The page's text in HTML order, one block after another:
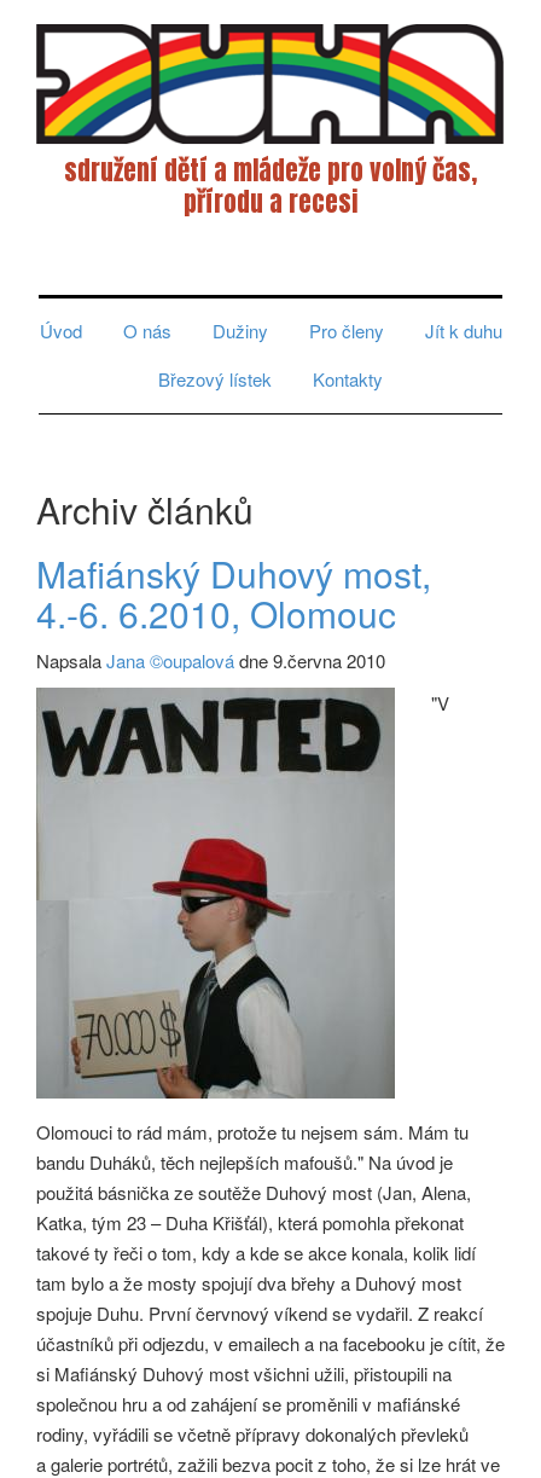
sdružení dětí a mládeže pro volný čas,
přírodu a recesi
Úvod
O nás Dužiny Pro členy
Jít k duhu
Březový lístek
Kontakty
Archiv článků
Mafiánský Duhový most,
4.-6. 6.2010, Olomouc
NapsalaJana ©oupalovádne 9.června 2010
"V
Olomouci to rád mám, protože tu nejsem sám. Mám tu
bandu Duháků, těch nejlepších mafoušů." Na úvod je
použitá básnička ze soutěže Duhový most (Jan, Alena,
Katka, tým 23 – Duha Křišťál), která pomohla překonat
takové ty řeči o tom, kdy a kde se akce konala, kolik lidí
tam bylo a že mosty spojují dva břehy a Duhový most
spojuje Duhu. První červnový víkend se vydařil. Z reakcí
účastníků při odjezdu, v emailech a na facebooku je cítit, že
si Mafiánský Duhový most všichni užili, přistoupili na
společnou hru a od zahájení se proměnili v mafiánské
rodiny, vyřádili se včetně přípravy dokonalých převleků
a galerie portrétů, zažili bezva pocit z toho, že si lze hrát ve